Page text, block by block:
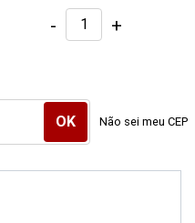
- +
Não sei meu CEP